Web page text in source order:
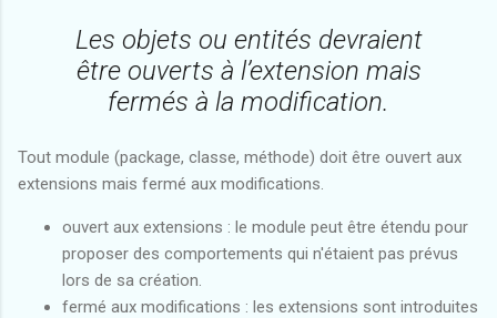
Les objets ou entités devraient
être ouverts à l’extension mais
fermés à la modification.
Tout module (package, classe, méthode) doit être ouvert aux
extensions mais fermé aux modifications.
ouvert aux extensions : le module peut être étendu pour
proposer des comportements qui n'étaient pas prévus
lors de sa création.
fermé aux modifications : les extensions sont introduites